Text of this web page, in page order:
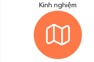
Kinh nghiệm